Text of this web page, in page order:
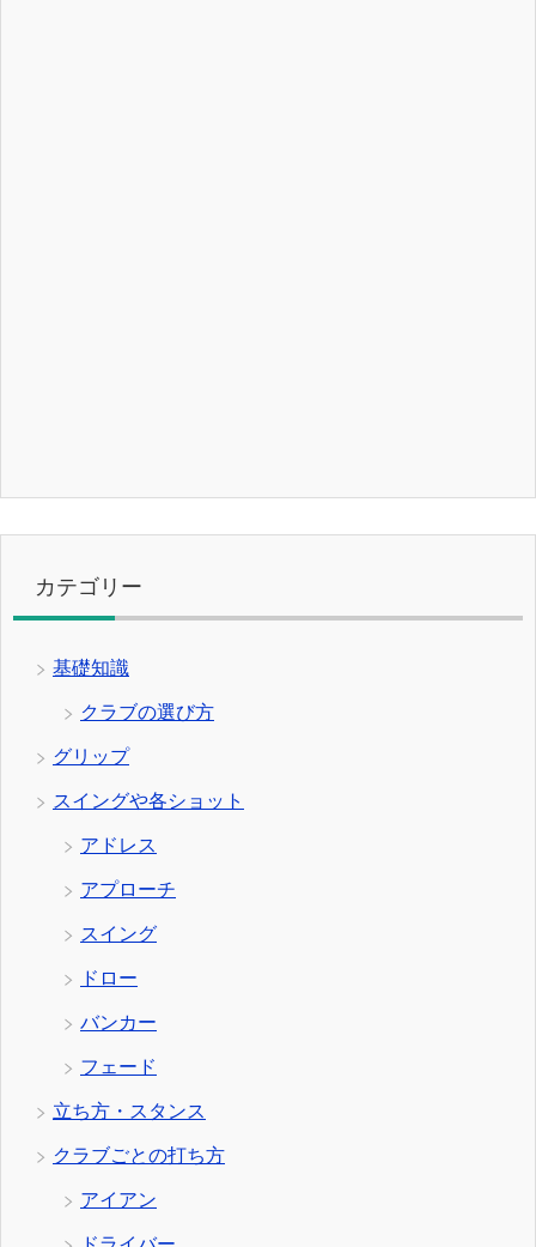
カテゴリー
基礎知識
クラブの選び方
グリップ
スイングや各ショット
アドレス
アプローチ
スイング
ドロー
バンカー
フェード
立ち方・スタンス
クラブごとの打ち方
アイアン